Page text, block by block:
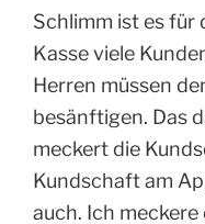
Schlimm ist es für
Kasse viele
Herren müssen
besänftigen. Das
meckert die
Kundschaft am
auch. Ich